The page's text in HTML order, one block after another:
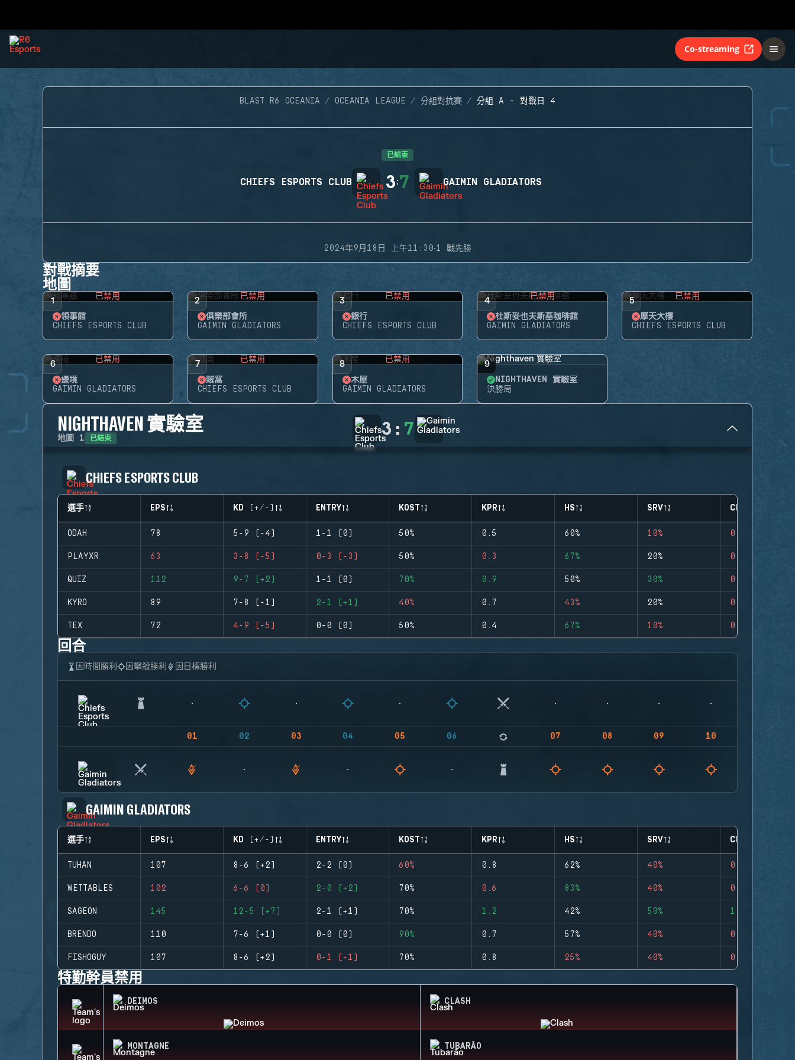
Co-streaming
BLAST R6 OCEANIA OCEANIA LEAGUE 分組對抗賽 分組 A - 對戰日 4
已結束
CHIEFS ESPORTS CLUB 3:7 GAIMIN GLADIATORS
2024年9月18日 上午11:30·1 戰先勝
對戰摘要
地圖
1 已禁用
領事館
CHIEFS ESPORTS CLUB
2 已禁用
俱樂部會所
GAIMIN GLADIATORS
3 已禁用
銀行
CHIEFS ESPORTS CLUB
4 已禁用
杜斯妥也夫斯基咖啡館
GAIMIN GLADIATORS
5 已禁用
摩天大樓
CHIEFS ESPORTS CLUB
6 已禁用
邊境
GAIMIN GLADIATORS
7 已禁用
賊窩
CHIEFS ESPORTS CLUB
8 已禁用
木屋
GAIMIN GLADIATORS
9
NIGHTHAVEN 實驗室
決勝局
NIGHTHAVEN 實驗室
地圖 1 已結束 3 : 7
CHIEFS ESPORTS CLUB
選手 EPS KD (+/-) ENTRY KOST KPR HS SRV CLUTCHES
ODAH 78 5-9 (-4) 1-1 (0) 50% 0.5 60% 10% 0
PLAYXR 63 3-8 (-5) 0-3 (-3) 50% 0.3 67% 20% 0
QUIZ 112 9-7 (+2) 1-1 (0) 70% 0.9 50% 30% 0
KYRO 89 7-8 (-1) 2-1 (+1) 40% 0.7 43% 20% 0
TEX 72 4-9 (-5) 0-0 (0) 50% 0.4 67% 10% 0
回合
因時間勝利 因擊殺勝利 因目標勝利
01 02 03 04 05 06 07 08 09 10
GAIMIN GLADIATORS
選手 EPS KD (+/-) ENTRY KOST KPR HS SRV CLUTCHES
TUHAN 107 8-6 (+2) 2-2 (0) 60% 0.8 62% 40% 0
WETTABLES 102 6-6 (0) 2-0 (+2) 70% 0.6 83% 40% 0
SAGEON 145 12-5 (+7) 2-1 (+1) 70% 1.2 42% 50% 1
BRENDO 110 7-6 (+1) 0-0 (0) 90% 0.7 57% 40% 0
FISHOGUY 107 8-6 (+2) 0-1 (-1) 70% 0.8 25% 40% 0
特勤幹員禁用
DEIMOS CLASH
MONTAGNE TUBARÃO